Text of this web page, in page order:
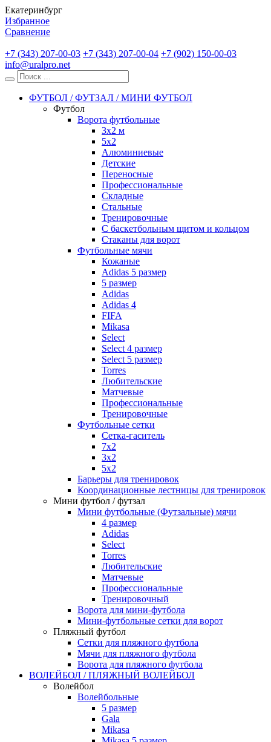
Екатеринбург
Избранное
Сравнение
+7 (343) 207-00-03 +7 (343) 207-00-04 +7 (902) 150-00-03
info@uralpro.net
ФУТБОЛ / ФУТЗАЛ / МИНИ ФУТБОЛ
Футбол
Ворота футбольные
3х2 м
5х2
Алюминиевые
Детские
Переносные
Профессиональные
Складные
Стальные
Тренировочные
С баскетбольным щитом и кольцом
Стаканы для ворот
Футбольные мячи
Кожаные
Adidas 5 размер
5 размер
Adidas
Adidas 4
FIFA
Mikasa
Select
Select 4 размер
Select 5 размер
Torres
Любительские
Матчевые
Профессиональные
Тренировочные
Футбольные сетки
Сетка-гаситель
7x2
3х2
5х2
Барьеры для тренировок
Координационные лестницы для тренировок
Мини футбол / футзал
Мини футбольные (Футзальные) мячи
4 размер
Adidas
Select
Torres
Любительские
Матчевые
Профессиональные
Тренировочный
Ворота для мини-футбола
Мини-футбольные сетки для ворот
Пляжный футбол
Сетки для пляжного футбола
Мячи для пляжного футбола
Ворота для пляжного футбола
ВОЛЕЙБОЛ / ПЛЯЖНЫЙ ВОЛЕЙБОЛ
Волейбол
Волейбольные
5 размер
Gala
Mikasa